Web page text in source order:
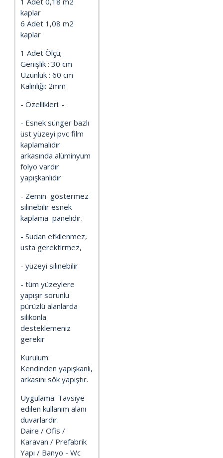
kaplar
6 Adet 1,08 m2
kaplar
1 Adet Ölçü;
Genişlik : 30 cm
Uzunluk : 60 cm
Kalınlığı: 2mm
- Özellikleri: -
- Esnek sünger bazlı
üst yüzeyi pvc film
kaplamalıdır
arkasında alüminyum
folyo vardır
yapışkanlıdır
- Zemin göstermez
silinebilir esnek
kaplama panelidir.
- Sudan etkilenmez,
usta gerektirmez,
- yüzeyi silinebilir
- tüm yüzeylere
yapışır sorunlu
pürüzlü alanlarda
silikonla
desteklemeniz
gerekir
Kurulum:
Kendinden yapışkanlı,
arkasını sök yapıştır.
Uygulama: Tavsiye
edilen kullanım alanı
duvarlardır.
Daire / Ofis /
Karavan / Prefabrik
Yapı / Banyo - Wc